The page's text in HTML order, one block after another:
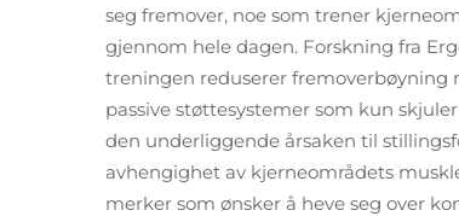
seg fremover, noe som trener
gjennom hele dagen. Forskning fra
treningen reduserer fremoverbøyning
passive støttesystemer som kun
den underliggende årsaken til
avhengighet av kjerneområdets
merker som ønsker å heve seg over